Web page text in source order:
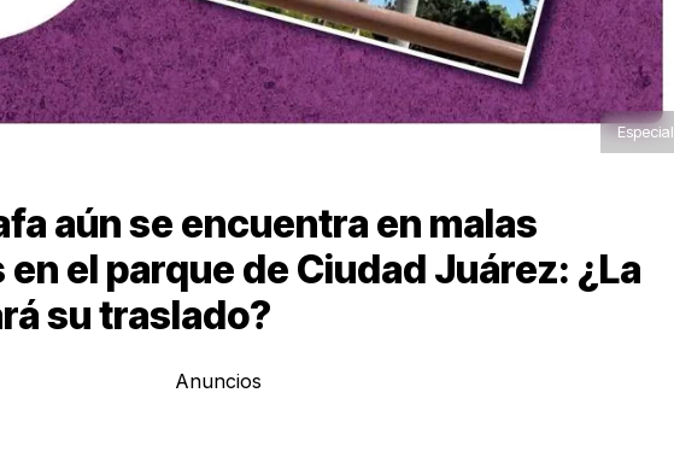
Especial
aún se encuentra en malas
el parque de Ciudad Juárez: ¿La
su traslado?
Anuncios